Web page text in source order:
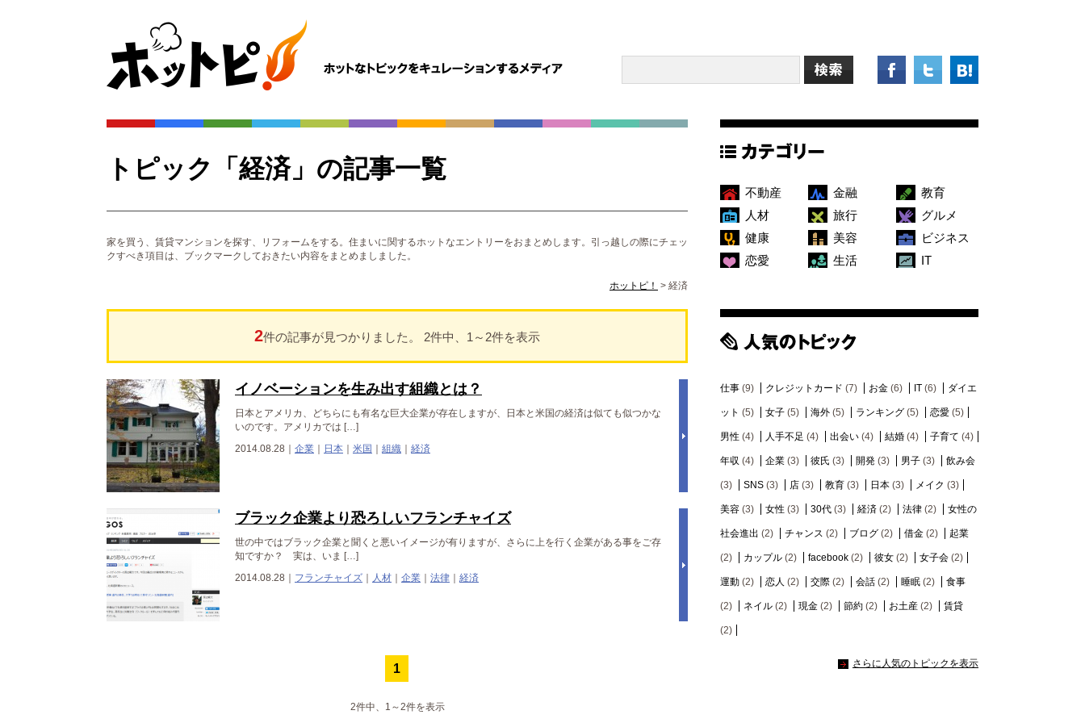
トピック「経済」の記事一覧
家を買う、賃貸マンションを探す、リフォームをする。住まいに関するホットなエントリーをおまとめします。引っ越しの際にチェッ
クすべき項目は、ブックマークしておきたい内容をまとめましました。
ホットピ！ > 経済
2件の記事が見つかりました。 2件中、1～2件を表示
イノベーションを生み出す組織とは？
日本とアメリカ、どちらにも有名な巨大企業が存在しますが、日本と米国の経済は似ても似つかな
いのです。アメリカでは […]
2014.08.28｜ 企業 日本 米国 組織 経済
ブラック企業より恐ろしいフランチャイズ
世の中ではブラック企業と聞くと悪いイメージが有りますが、さらに上を行く企業がある事をご存
知ですか？ 実は、いま […]
2014.08.28｜ フランチャイズ 人材 企業 法律 経済
1
2件中、1～2件を表示
不動産 金融
教育
人材
旅行
グルメ
健康
美容
ビジネス
恋愛
生活 IT
仕事 (9) クレジットカード (7) お金 (6) IT (6) ダイエ
ット (5) 女子 (5) 海外 (5) ランキング (5) 恋愛 (5)
男性 (4) 人手不足 (4) 出会い (4) 結婚 (4) 子育て (4)
年収 (4) 企業 (3) 彼氏 (3) 開発 (3) 男子 (3) 飲み会
(3) SNS (3) 店 (3) 教育 (3) 日本 (3) メイク (3)
美容 (3) 女性 (3) 30代 (3) 経済 (2) 法律 (2) 女性の
社会進出 (2) チャンス (2) ブログ (2) 借金 (2) 起業
(2) カップル (2) facebook (2) 彼女 (2) 女子会 (2)
運動 (2) 恋人 (2) 交際 (2) 会話 (2) 睡眠 (2) 食事
(2) ネイル (2) 現金 (2) 節約 (2) お土産 (2) 賃貸
(2)
さらに人気のトピックを表示